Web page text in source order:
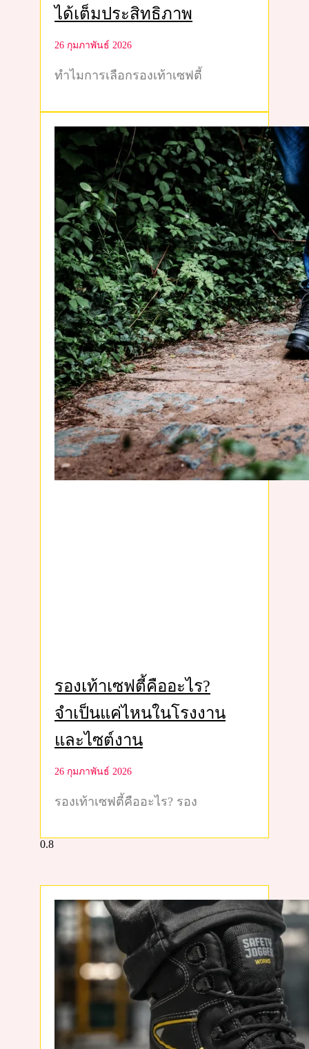
ได้เต็มประสิทธิภาพ
26 กุมภาพันธ์ 2026
ทำไมการเลือกรองเท้าเซฟตี้
รองเท้าเซฟตี้คืออะไร?
จำเป็นแค่ไหนในโรงงาน
และไซต์งาน
26 กุมภาพันธ์ 2026
รองเท้าเซฟตี้คืออะไร? รอง